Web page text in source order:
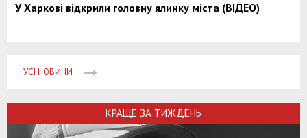
У Харкові відкрили головну ялинку міста (ВІДЕО)
УСІ НОВИНИ
КРАЩЕ ЗА ТИЖДЕНЬ